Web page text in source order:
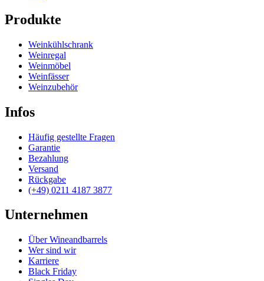
Produkte
Weinkühlschrank
Weinregal
Weinmöbel
Weinfässer
Weinzubehör
Infos
Häufig gestellte Fragen
Garantie
Bezahlung
Versand
Rückgabe
(+49) 0211 4187 3877
Unternehmen
Über Wineandbarrels
Wer sind wir
Karriere
Black Friday